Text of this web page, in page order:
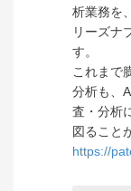
析業務を
リーズナ
す。
これまで
分析も、
査・分析
図ること
https://